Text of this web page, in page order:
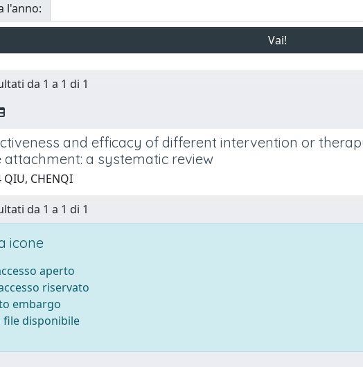
l'anno:
da 1 a 1 di 1
and efficacy of different intervention or
attachment: a systematic review
CHENQI
da 1 a 1 di 1
icone
aperto
riservato
embargo
file disponibile